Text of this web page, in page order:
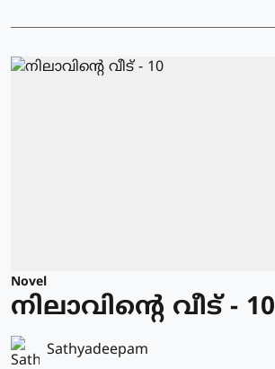
Novel
നിലാവിന്റെ വീട് - 10
Sathyadeepam